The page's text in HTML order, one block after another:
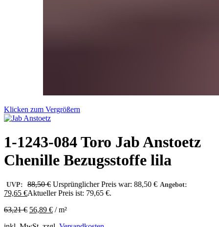
Klicken zum Vergrößern
1-1243-084 Toro Jab Anstoetz
Chenille Bezugsstoffe lila
UVP: 88,50€ Ursprünglicher Preis war: 88,50 € Angebot:
79,65 €Aktueller Preis ist: 79,65 €.
63,21€ 56,89 € /m²